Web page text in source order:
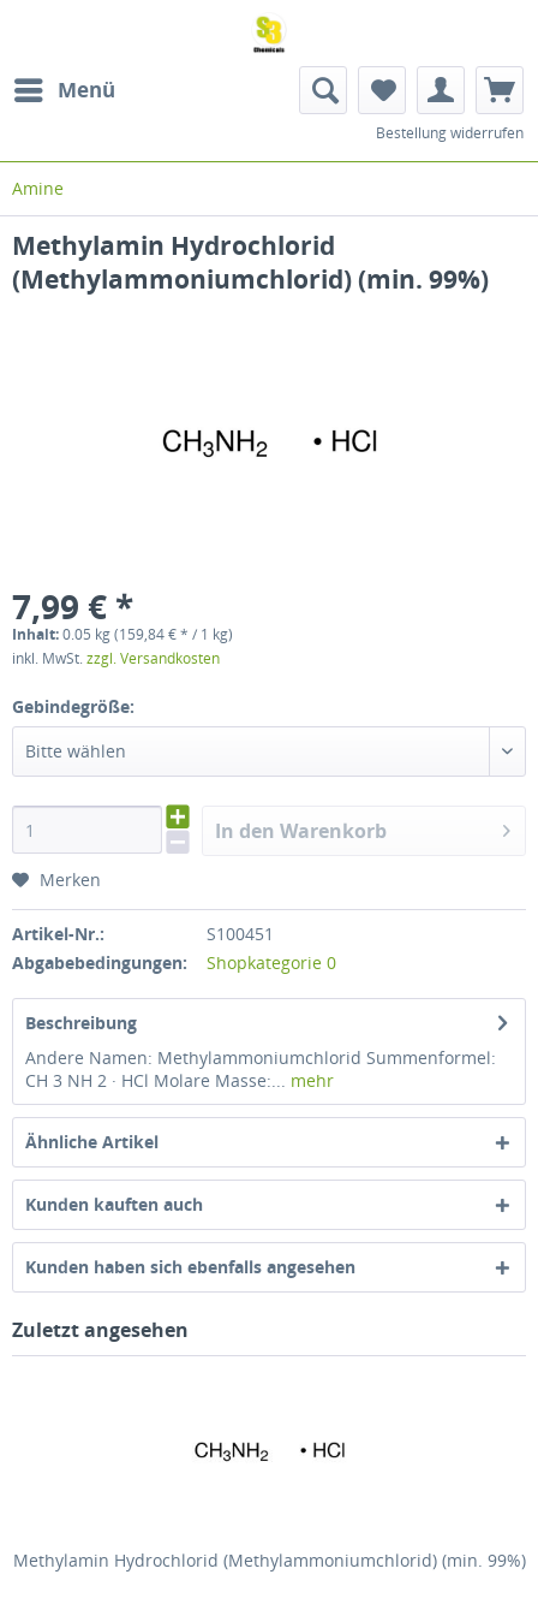
Menü
Bestellung widerrufen
Amine
Methylamin Hydrochlorid
(Methylammoniumchlorid) (min. 99%)
7,99 € *
Inhalt:0.05 kg (159,84 € * / 1 kg)
inkl. MwSt.zzgl. Versandkosten
Gebindegröße:
Bitte wählen
In den Warenkorb
Merken
Artikel-Nr.:
S100451
Abgabebedingungen:
Shopkategorie 0
Beschreibung
Andere Namen: Methylammoniumchlorid Summenformel:
CH 3 NH 2 · HCl Molare Masse:... mehr
Ähnliche Artikel
Kunden kauften auch
Kunden haben sich ebenfalls angesehen
Zuletzt angesehen
Methylamin Hydrochlorid (Methylammoniumchlorid) (min. 99%)